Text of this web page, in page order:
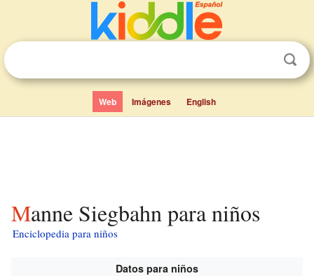
Web Imágenes English
Manne Siegbahn para niños
Enciclopedia para niños
Datos para niños